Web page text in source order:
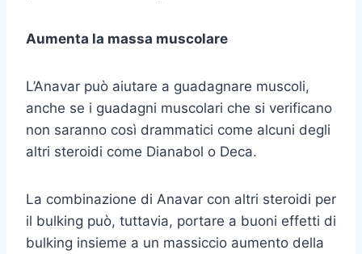
Aumenta la massa muscolare
L’Anavar può aiutare a guadagnare muscoli,
anche se i guadagni muscolari che si verificano
non saranno così drammatici come alcuni degli
altri steroidi come Dianabol o Deca.
La combinazione di Anavar con altri steroidi per
il bulking può, tuttavia, portare a buoni effetti di
bulking insieme a un massiccio aumento della